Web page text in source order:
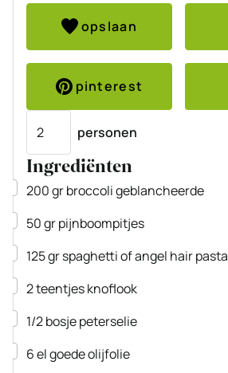
opslaan
pinterest
personen
Ingrediënten
▢
200grbroccoligeblancheerde
▢
50grpijnboompitjes
▢
125grspaghettiof angel hair pasta
▢
2teentjesknoflook
▢
1/2bosjepeterselie
▢
6elgoede olijfolie